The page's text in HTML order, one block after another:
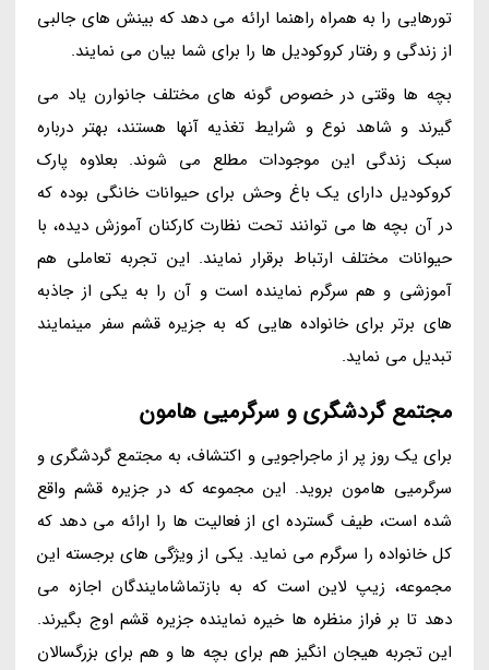
تورهایی را به همراه راهنما ارائه می دهد که بینش های جالبی
از زندگی و رفتار کروکودیل ها را برای شما بیان می نمایند.
بچه ها وقتی در خصوص گونه های مختلف جانوارن یاد می
گیرند و شاهد نوع و شرایط تغذیه آنها هستند، بهتر درباره
سبک زندگی این موجودات مطلع می شوند. بعلاوه پارک
کروکودیل دارای یک باغ وحش برای حیوانات خانگی بوده که
در آن بچه ها می توانند تحت نظارت کارکنان آموزش دیده، با
حیوانات مختلف ارتباط برقرار نمایند. این تجربه تعاملی هم
آموزشی و هم سرگرم نماینده است و آن را به یکی از جاذبه
های برتر برای خانواده هایی که به جزیره قشم سفر مینمایند
تبدیل می نماید.
مجتمع گردشگری و سرگرمیی هامون
برای یک روز پر از ماجراجویی و اکتشاف، به مجتمع گردشگری و
سرگرمیی هامون بروید. این مجموعه که در جزیره قشم واقع
شده است، طیف گسترده ای از فعالیت ها را ارائه می دهد که
کل خانواده را سرگرم می نماید. یکی از ویژگی های برجسته این
مجموعه، زیپ لاین است که به بازتماشامایندگان اجازه می
دهد تا بر فراز منظره ها خیره نماینده جزیره قشم اوج بگیرند.
این تجربه هیجان انگیز هم برای بچه ها و هم برای بزرگسالان